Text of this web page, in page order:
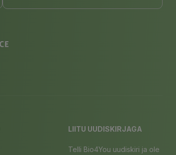
LIITU UUDISKIRJAGA
Telli Bio4You uudiskiri ja ole